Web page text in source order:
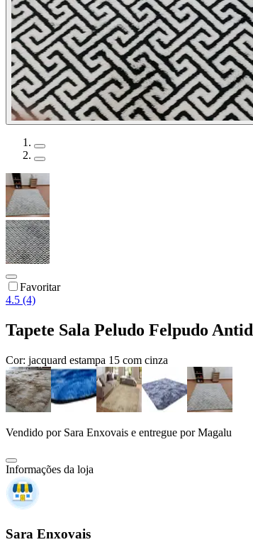
Favoritar
4.5 (4)
Tapete Sala Peludo Felpudo
Cor: jacquard estampa 15 com cinza
Vendido por Sara Enxovais e entregue por Magalu
Informações da loja
Sara Enxovais